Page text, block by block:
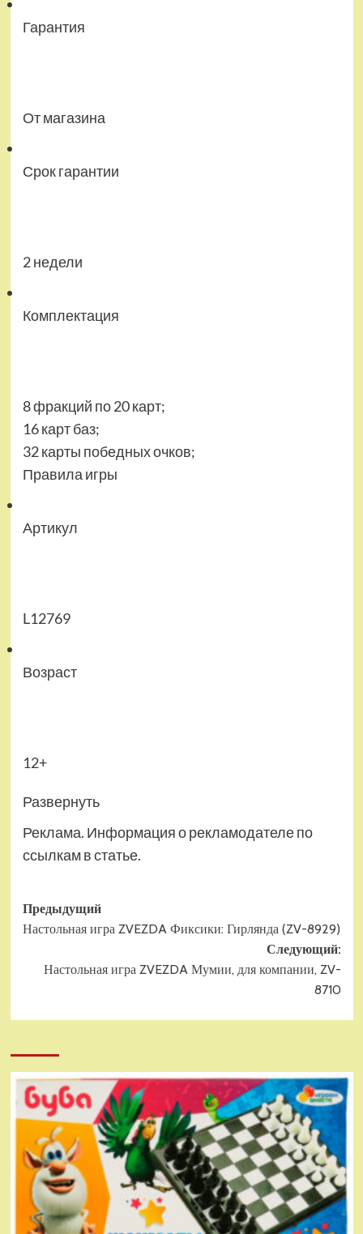
Гарантия
От магазина
Срок гарантии
2 недели
Комплектация
8 фракций по 20 карт;
16 карт баз;
32 карты победных очков;
Правила игры
Артикул
L12769
Возраст
12+
Развернуть
Реклама. Информация о рекламодателе по
ссылкам в статье.
Навигация
записи
Предыдущий
Настольная игра ZVEZDA Фиксики: Гирлянда (ZV-8929)
Следующий:
Настольная игра ZVEZDA Мумии, для компании, ZV-
8710